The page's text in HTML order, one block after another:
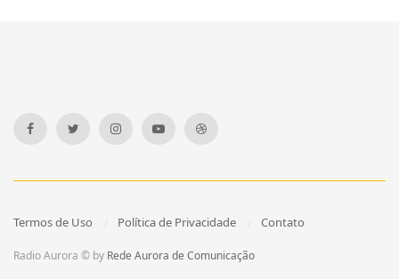
Termos de Uso Política de Privacidade Contato
Radio Aurora © by Rede Aurora de Comunicação